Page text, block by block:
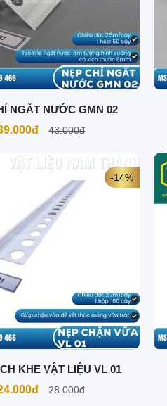
NGẮT NƯỚC GMN 02
43.000đ
KHE VẬT LIỆU VL 01
28.000đ
-14%